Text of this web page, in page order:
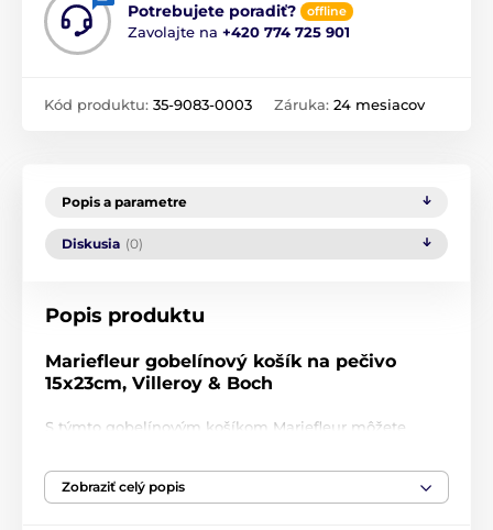
Potrebujete poradiť? offline
Zavolajte na +420 774 725 901
Kód produktu: 35-9083-0003 Záruka: 24 mesiacov
Popis a parametre
Diskusia (0)
Popis produktu
Mariefleur gobelínový košík na pečivo
15x23cm, Villeroy & Boch
S týmto gobelínovým košíkom Mariefleur môžete
látky, ktorú je možné ľahko vyprať a použiť ju tak pri
ďalšej príležitosti. V kombinácii s vašim stolom alebo
Zobraziť celý popis